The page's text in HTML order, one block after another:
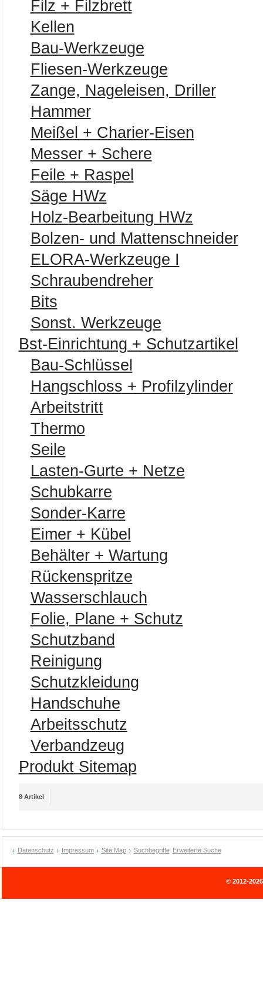
Filz + Filzbrett
Kellen
Bau-Werkzeuge
Fliesen-Werkzeuge
Zange, Nageleisen, Driller
Hammer
Meißel + Charier-Eisen
Messer + Schere
Feile + Raspel
Säge HWz
Holz-Bearbeitung HWz
Bolzen- und Mattenschneider
ELORA-Werkzeuge I
Schraubendreher
Bits
Sonst. Werkzeuge
Bst-Einrichtung + Schutzartikel
Bau-Schlüssel
Hangschloss + Profilzylinder
Arbeitstritt
Thermo
Seile
Lasten-Gurte + Netze
Schubkarre
Sonder-Karre
Eimer + Kübel
Behälter + Wartung
Rückenspritze
Wasserschlauch
Folie, Plane + Schutz
Schutzband
Reinigung
Schutzkleidung
Handschuhe
Arbeitsschutz
Verbandzeug
Produkt Sitemap
8 Artikel
Datenschutz Impressum Site Map Suchbegriffe Erweiterte Suche
© 2012-